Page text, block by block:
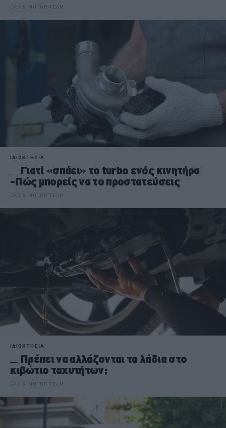
CAR & MOTOR TEAM
ΙΔΙΟΚΤΗΣΙΑ
Γιατί «σπάει» το turbo ενός κινητήρα
-Πώς μπορείς να το προστατεύσεις
CAR & MOTOR TEAM
ΙΔΙΟΚΤΗΣΙΑ
Πρέπει να αλλάζονται τα λάδια στο
κιβώτιο ταχυτήτων;
CAR & MOTOR TEAM